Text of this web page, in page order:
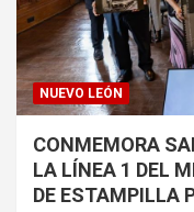
NUEVO LEÓN
CONMEMORA
LA LÍNEA 1 DEL
DE ESTAMPILLA